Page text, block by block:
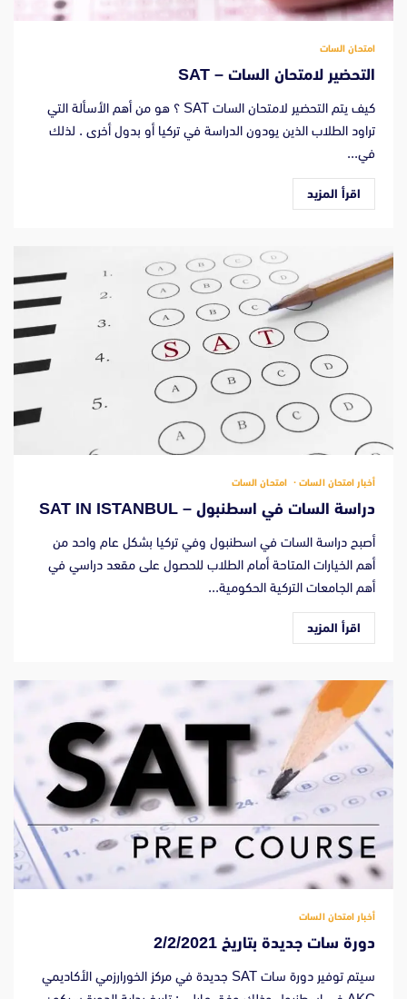
امتحان السات
التحضير لامتحان السات – SAT
كيف يتم التحضير لامتحان السات SAT ؟ هو من أهم الأسألة التي
تراود الطلاب الذين يودون الدراسة في تركيا أو بدول أخرى . لذلك
في...
اقرأ المزيد
أخبار امتحان السات امتحان السات
دراسة السات في اسطنبول – SAT IN ISTANBUL
أصبح دراسة السات في اسطنبول وفي تركيا بشكل عام واحد من
أهم الخيارات المتاحة أمام الطلاب للحصول على مقعد دراسي في
أهم الجامعات التركية الحكومية...
اقرأ المزيد
أخبار امتحان السات
دورة سات جديدة بتاريخ 2/2/2021
سيتم توفير دورة سات SAT جديدة في مركز الخورارزمي الأكاديمي